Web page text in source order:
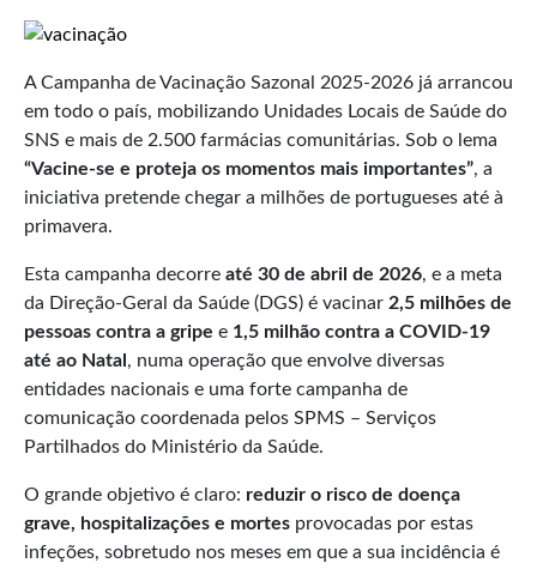
A Campanha de Vacinação Sazonal 2025-2026 já arrancou
em todo o país, mobilizando Unidades Locais de Saúde do
SNS e mais de 2.500 farmácias comunitárias. Sob o lema
“Vacine-se e proteja os momentos mais importantes”, a
iniciativa pretende chegar a milhões de portugueses até à
primavera.
Esta campanha decorre até 30 de abril de 2026, e a meta
da Direção-Geral da Saúde (DGS) é vacinar 2,5 milhões de
pessoas contra a gripe e 1,5 milhão contra a COVID-19
até ao Natal , numa operação que envolve diversas
entidades nacionais e uma forte campanha de
comunicação coordenada pelos SPMS – Serviços
Partilhados do Ministério da Saúde.
O grande objetivo é claro: reduzir o risco de doença
grave, hospitalizações e mortes provocadas por estas
infeções, sobretudo nos meses em que a sua incidência é